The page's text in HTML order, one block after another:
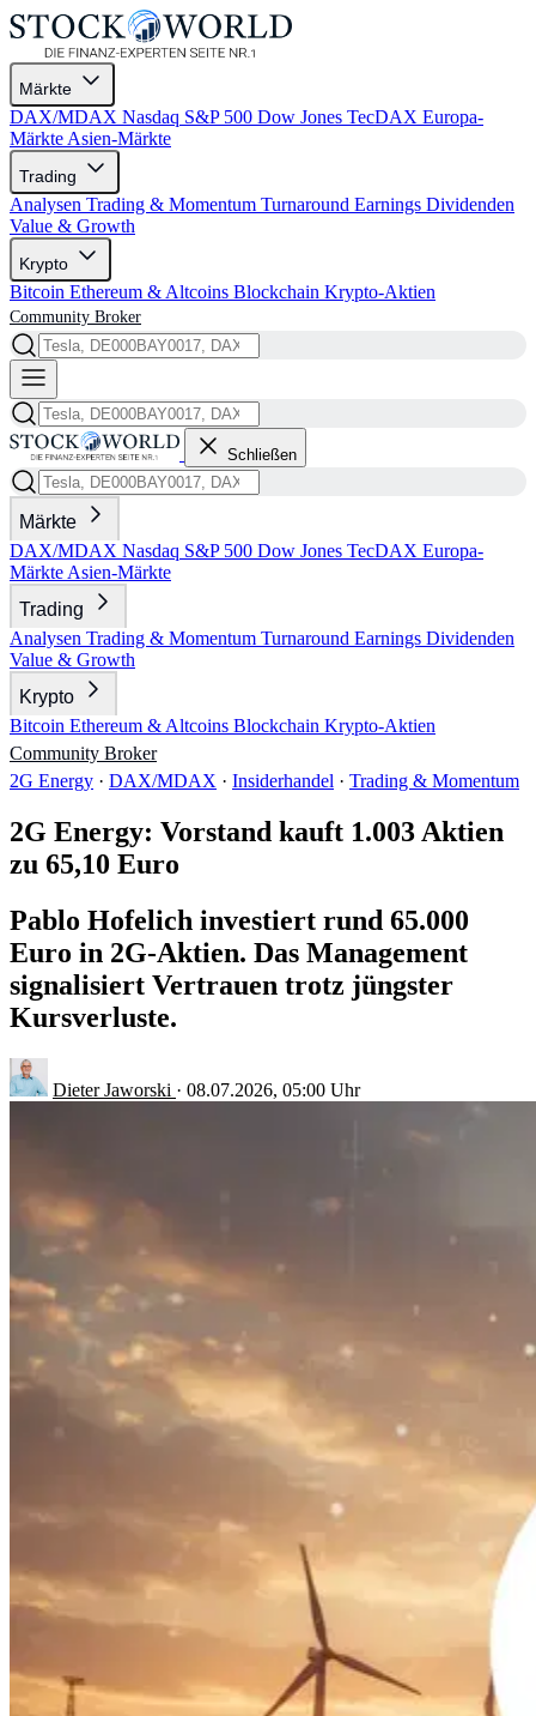
Märkte
DAX/MDAX Nasdaq S&P 500 Dow Jones TecDAX Europa-
Märkte Asien-Märkte
Trading
Analysen Trading & Momentum Turnaround Earnings Dividenden
Value & Growth
Krypto
Bitcoin Ethereum & Altcoins Blockchain Krypto-Aktien
Community Broker
Schließen
Märkte
DAX/MDAX Nasdaq S&P 500 Dow Jones TecDAX Europa-
Märkte Asien-Märkte
Trading
Analysen Trading & Momentum Turnaround Earnings Dividenden
Value & Growth
Krypto
Bitcoin Ethereum & Altcoins Blockchain Krypto-Aktien
Community Broker
2G Energy · DAX/MDAX · Insiderhandel · Trading & Momentum
2G Energy: Vorstand kauft 1.003 Aktien
zu 65,10 Euro
Pablo Hofelich investiert rund 65.000
Euro in 2G-Aktien. Das Management
signalisiert Vertrauen trotz jüngster
Kursverluste.
Dieter Jaworski · 08.07.2026, 05:00 Uhr